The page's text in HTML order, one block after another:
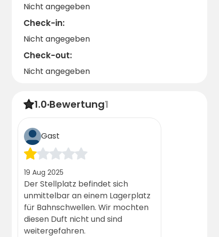
Nicht angegeben
Check-in:
Nicht angegeben
Check-out:
Nicht angegeben
1.0·Bewertung1
Gast
19 Aug 2025
Der Stellplatz befindet sich
unmittelbar an einem Lagerplatz
für Bahnschwellen. Wir mochten
diesen Duft nicht und sind
weitergefahren.